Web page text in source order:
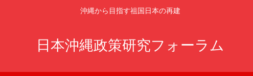
沖縄から目指す祖国日本の再建
日本沖縄政策研究フォーラム